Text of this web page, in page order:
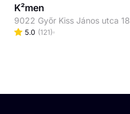
K²men
9022 Győr Kiss János utca 18
5.0 (121)